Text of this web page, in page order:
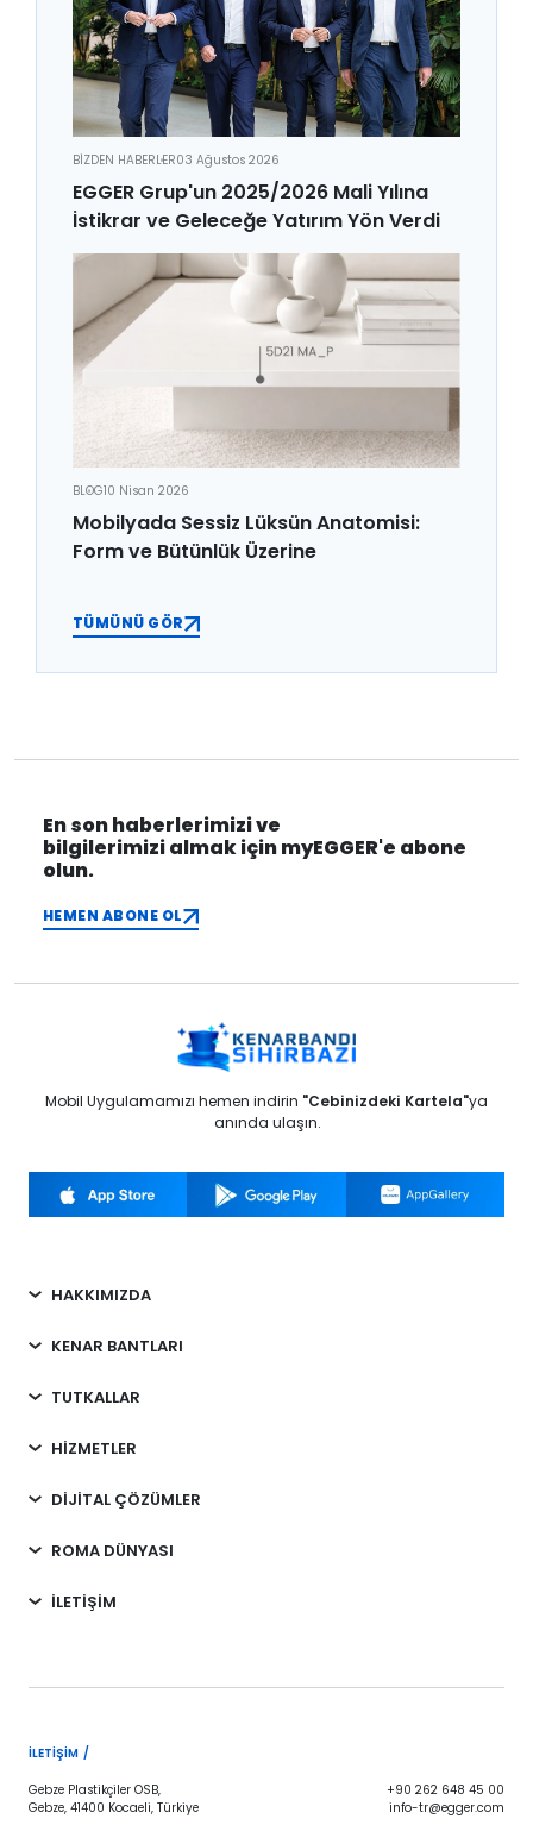
BİZDEN HABERLER03 Ağustos 2026
EGGER Grup'un 2025/2026 Mali Yılına
İstikrar ve Geleceğe Yatırım Yön Verdi
BLOG10 Nisan 2026
Mobilyada Sessiz Lüksün Anatomisi:
Form ve Bütünlük Üzerine
TÜMÜNÜ GÖR
En son haberlerimizi ve
bilgilerimizi almak için myEGGER'e abone
olun.
HEMEN ABONE OL
Mobil Uygulamamızı hemen indirin "Cebinizdeki Kartela"ya
anında ulaşın.
HAKKIMIZDA
KENAR BANTLARI
TUTKALLAR
HİZMETLER
DİJİTAL ÇÖZÜMLER
ROMA DÜNYASI
İLETİŞİM
İLETIŞIM /
Gebze Plastikçiler OSB,
Gebze, 41400 Kocaeli, Türkiye
+90 262 648 45 00
info-tr@egger.com